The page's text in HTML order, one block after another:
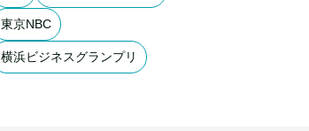
東京NBC
横浜ビジネスグランプリ